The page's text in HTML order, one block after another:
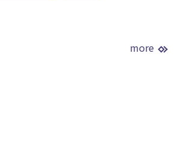
more